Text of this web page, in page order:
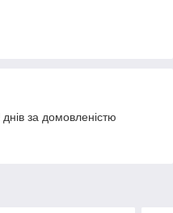
за домовленістю